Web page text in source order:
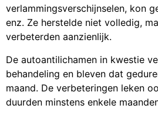
verlammingsverschijnselen, kon
enz. Ze herstelde niet volledig,
verbeterden aanzienlijk.
De autoantilichamen in kwestie
behandeling en bleven dat
maand. De verbeteringen leken
duurden minstens enkele